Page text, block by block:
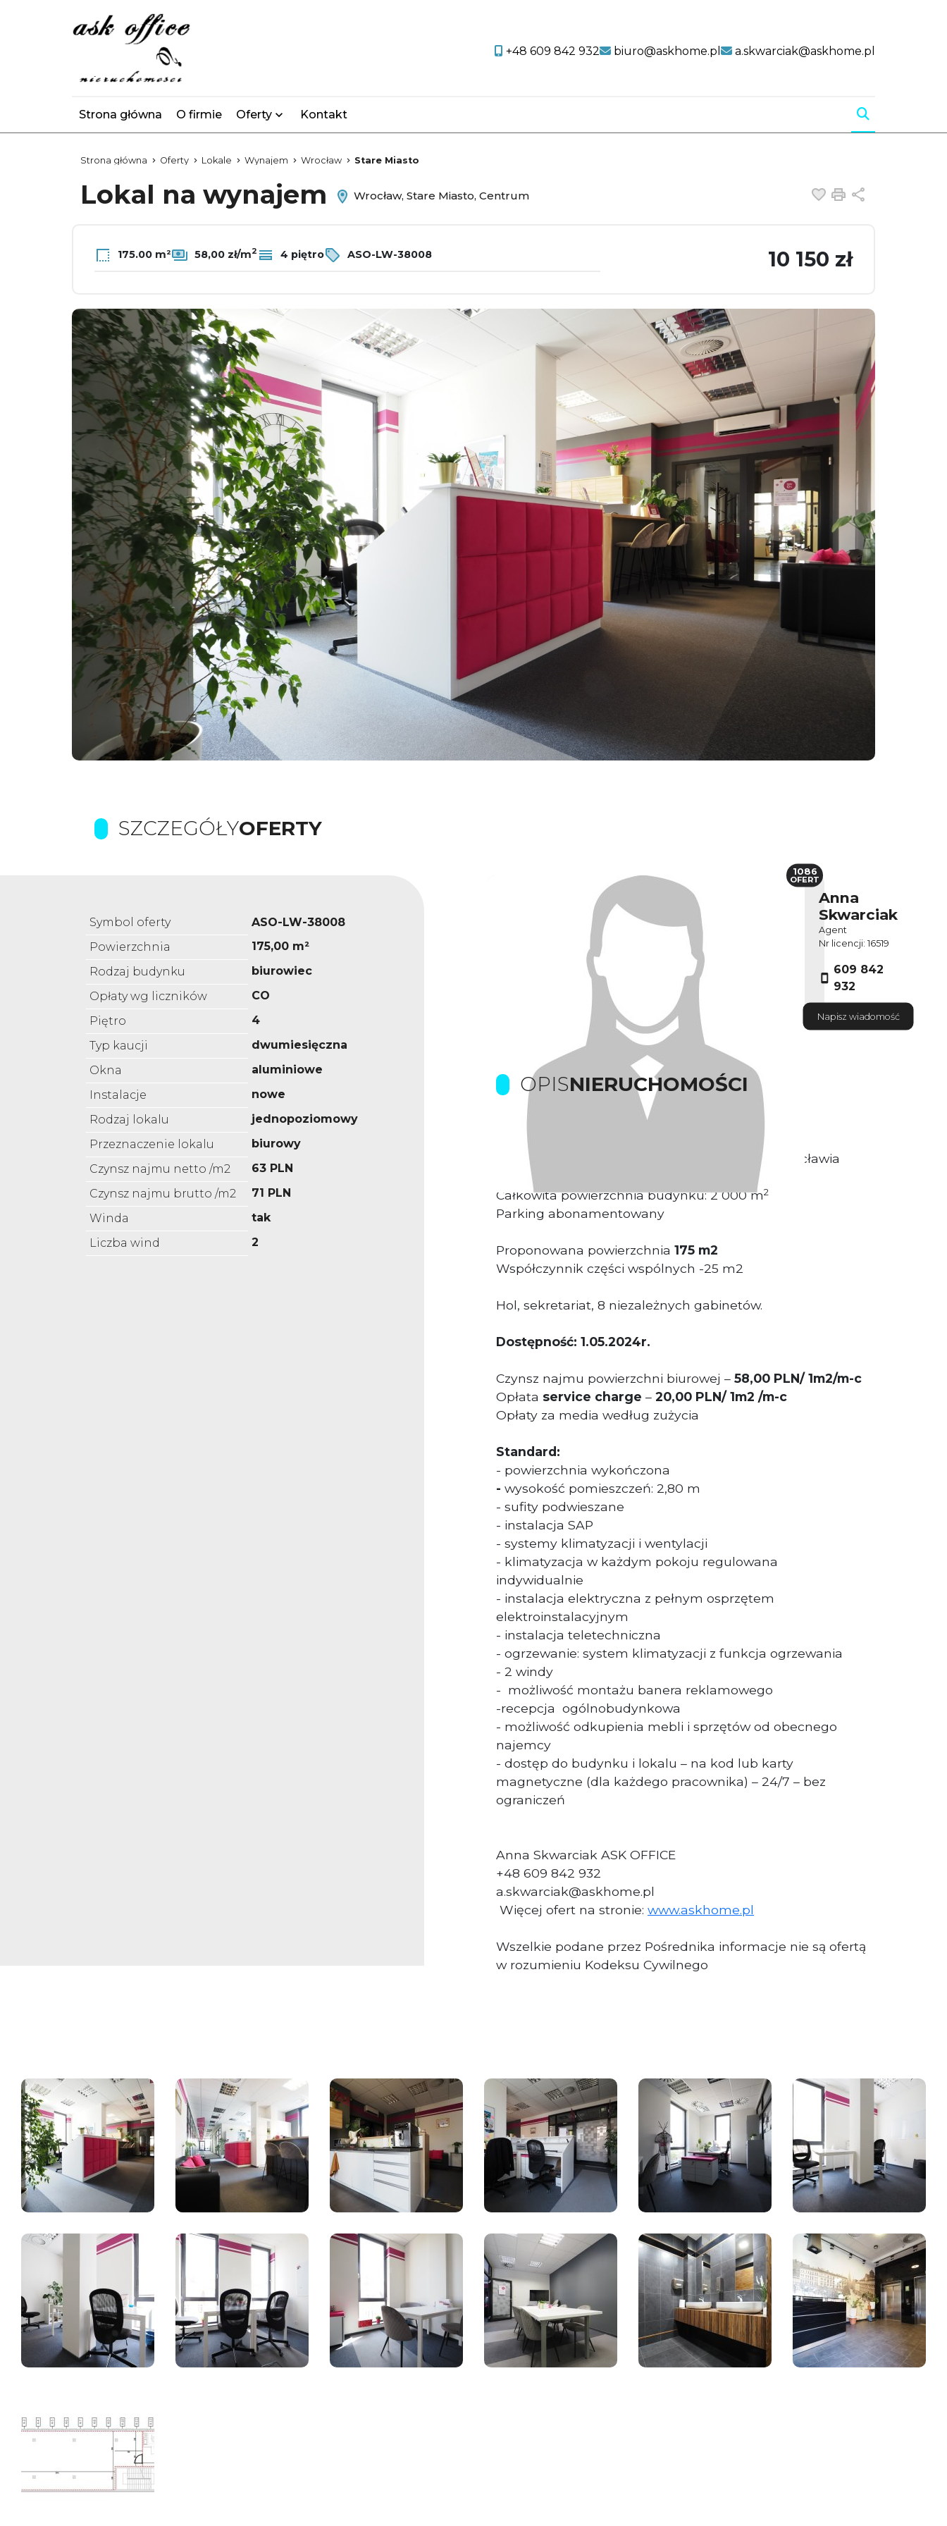
+48 609 842 932 biuro@askhome.pl a.skwarciak@askhome.pl
Strona główna O firmie Oferty Kontakt
Strona główna Oferty Lokale Wynajem Wrocław Stare Miasto
Lokal na wynajem Wrocław, Stare Miasto, Centrum Dodaj do
Drukuj
175.00 m² 58,00 zł/m2 4 piętro ASO-LW-38008 10 150 zł
SZCZEGÓŁYOFERTY
Symbol oferty
ASO-LW-38008
Powierzchnia
175,00 m²
Rodzaj budynku
biurowiec
Opłaty wg liczników
CO
Piętro
4
Typ kaucji
dwumiesięczna
Okna
aluminiowe
Instalacje
nowe
Rodzaj lokalu
jednopoziomowy
Przeznaczenie lokalu
biurowy
Czynsz najmu netto /m2
63 PLN
Czynsz najmu brutto /m2
71 PLN
Winda
tak
Liczba wind
2
Anna
Skwarciak
Agent
Nr licencji: 16519
609 842
932
Napisz wiadomość
1086
OFERT
OPISNIERUCHOMOŚCI
Prowizje pokrywa właściciel nieruchomości
Kompleks biurowy usytuowany w Centrum Wrocławia
Biurowiec Klasy A
Całkowita powierzchnia budynku: 2 000 m2
Parking abonamentowany
Proponowana powierzchnia 175 m2
Współczynnik części wspólnych -25 m2
Hol, sekretariat, 8 niezależnych gabinetów.
Dostępność: 1.05.2024r.
Czynsz najmu powierzchni biurowej – 58,00 PLN/ 1m2/m-c
Opłata service charge – 20,00 PLN/ 1m2 /m-c
Opłaty za media według zużycia
Standard:
- powierzchnia wykończona
- wysokość pomieszczeń: 2,80 m
- sufity podwieszane
- instalacja SAP
- systemy klimatyzacji i wentylacji
- klimatyzacja w każdym pokoju regulowana
indywidualnie
- instalacja elektryczna z pełnym osprzętem
elektroinstalacyjnym
- instalacja teletechniczna
- ogrzewanie: system klimatyzacji z funkcja ogrzewania
- 2 windy
- możliwość montażu banera reklamowego
-recepcja ogólnobudynkowa
- możliwość odkupienia mebli i sprzętów od obecnego
najemcy
- dostęp do budynku i lokalu – na kod lub karty
magnetyczne (dla każdego pracownika) – 24/7 – bez
ograniczeń
Anna Skwarciak ASK OFFICE
+48 609 842 932
a.skwarciak@askhome.pl
Więcej ofert na stronie: www.askhome.pl
Wszelkie podane przez Pośrednika informacje nie są ofertą
w rozumieniu Kodeksu Cywilnego